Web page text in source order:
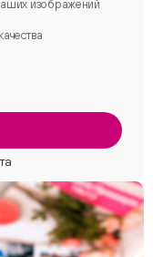
изображений